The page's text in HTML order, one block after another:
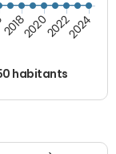
habitants
2018202020222024